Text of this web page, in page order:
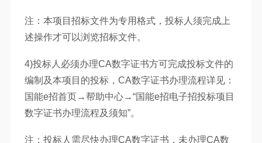
注：本项目招标文件为专用格式，投标人须完成上
述操作才可以浏览招标文件。
4)投标人必须办理CA数字证书方可完成投标文件的
编制及本项目的投标，CA数字证书办理流程详见：
国能e招首页→帮助中心→“国能e招电子招投标项目
数字证书办理流程及须知”。
注：投标人需尽快办理CA数字证书，未办理CA数